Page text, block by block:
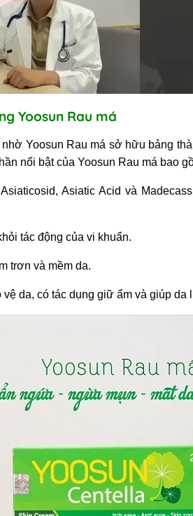
Yoosun Rau má
Yoosun Rau má sở hữu bảng
nổi bật của Yoosun Rau má bao
Asiatic Acid và
tác động của vi khuẩn.
trơn và mềm da.
da, có tác dụng giữ ẩm và giúp da